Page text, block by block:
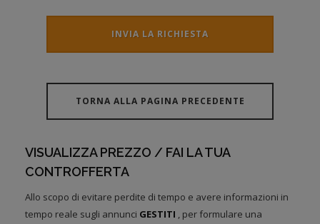
INVIA LA RICHIESTA
TORNA ALLA PAGINA PRECEDENTE
VISUALIZZA PREZZO / FAI LA TUA
CONTROFFERTA
Allo scopo di evitare perdite di tempo e avere informazioni in
tempo reale sugli annunci GESTITI , per formulare una